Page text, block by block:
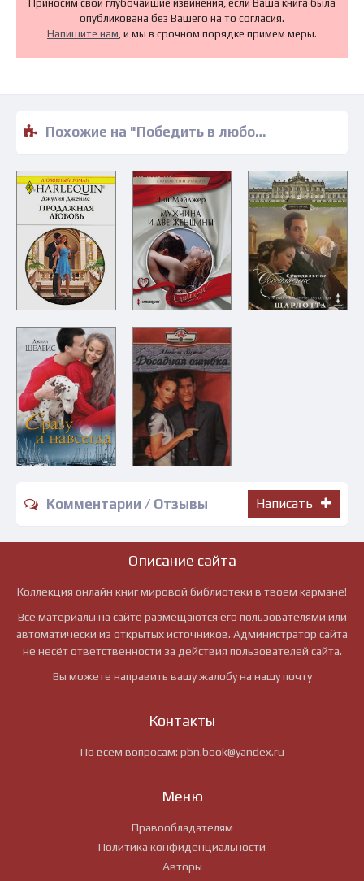
Приносим свои глубочайшие извинения, если Ваша книга была
опубликована без Вашего на то согласия.
Напишите нам , и мы в срочном порядке примем меры.
Похожие на "Победить в любовной схватке - Эйми Карсон" книги читать бесплатно полные версии
Комментарии / Отзывы Написать
Описание сайта
Коллекция онлайн книг мировой библиотеки в твоем кармане!
Все материалы на сайте размещаются его пользователями или
автоматически из открытых источников. Администратор сайта
не несёт ответственности за действия пользователей сайта.
Вы можете направить вашу жалобу на нашу почту
Контакты
По всем вопросам: pbn.book@yandex.ru
Меню
Правообладателям
Политика конфиденциальности
Авторы